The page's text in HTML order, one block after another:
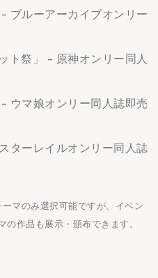
ブルーアーカイブオンリー
ト祭」 - 原神オンリー同人
ウマ娘オンリー同人誌即売
ターレイルオンリー同人誌
マのみ選択可能ですが、イベン
の作品も展示・頒布できます。